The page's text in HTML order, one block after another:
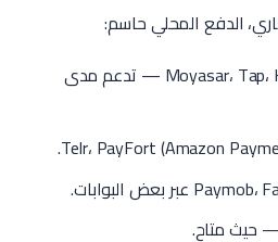
الدفع المحلي حاسم:
Moyasar، Tap، HyperPay — تدعم مدى